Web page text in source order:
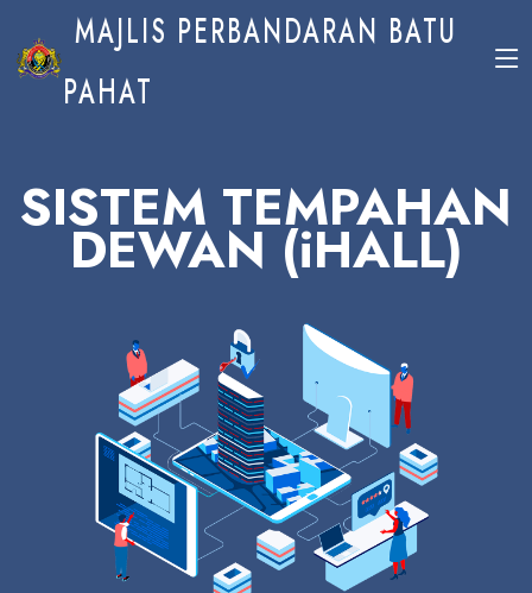
MAJLIS PERBANDARAN BATU
PAHAT
SISTEM TEMPAHAN
DEWAN (iHALL)